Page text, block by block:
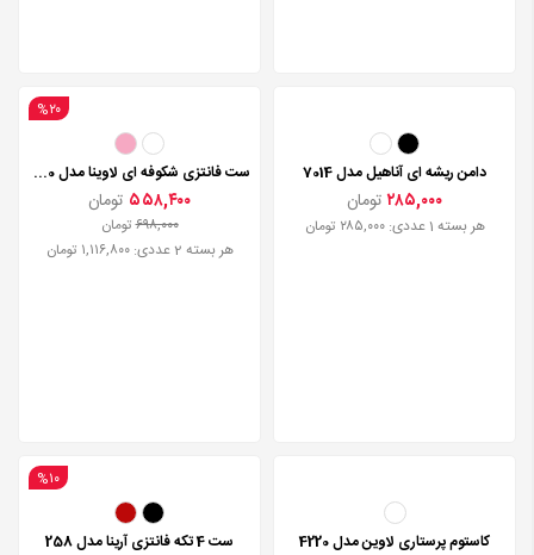
دامن ریشه ای آناهیل مدل 7014
۲۸۵,۰۰۰تومان
هر بسته 1 عددی: ۲۸۵,۰۰۰ تومان
%۲۰
ست فانتزی شکوفه ای لاوینا مدل 9060
۵۵۸,۴۰۰ تومان
۶۹۸,۰۰۰تومان
هر بسته 2 عددی: ۱,۱۱۶,۸۰۰ تومان
کاستوم پرستاری لاوین مدل 4220
%۱۰
ست 4 تکه فانتزی آرینا مدل 258